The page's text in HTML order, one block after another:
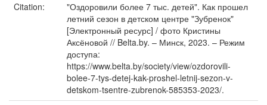
Citation:
"Оздоровили более 7 тыс. детей". Как прошел
летний сезон в детском центре "Зубренок"
[Электронный ресурс] / фото Кристины
Аксёновой // Belta.by. – Минск, 2023. – Режим
доступа:
https://www.belta.by/society/view/ozdorovili-
bolee-7-tys-detej-kak-proshel-letnij-sezon-v-
detskom-tsentre-zubrenok-585353-2023/.